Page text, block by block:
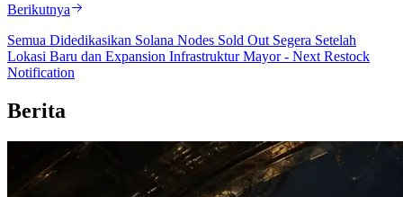
Berikutnya
Semua Didedikasikan Solana Nodes Sold Out Segera Setelah
Lokasi Baru dan Expansion Infrastruktur Mayor - Next Restock
Notification
Berita